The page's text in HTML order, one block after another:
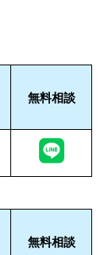
無料相談
無料相談